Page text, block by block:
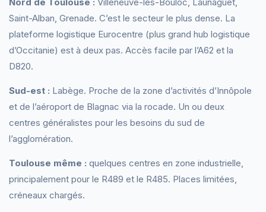
Saint-Alban, Grenade. C’est le secteur le plus dense. La
plateforme logistique Eurocentre (plus grand hub logistique
d’Occitanie) est à deux pas. Accès facile par l’A62 et la
D820.
Sud-est : Labège. Proche de la zone d’activités d’Innôpole
et de l’aéroport de Blagnac via la rocade. Un ou deux
centres généralistes pour les besoins du sud de
l’agglomération.
Toulouse même : quelques centres en zone industrielle,
principalement pour le R489 et le R485. Places limitées,
créneaux chargés.